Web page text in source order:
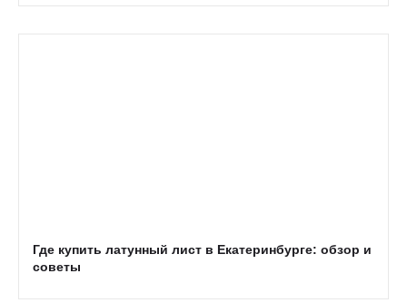
Где купить латунный лист в Екатеринбурге: обзор и
советы